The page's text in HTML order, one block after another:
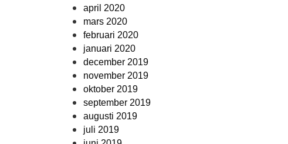
april 2020
mars 2020
februari 2020
januari 2020
december 2019
november 2019
oktober 2019
september 2019
augusti 2019
juli 2019